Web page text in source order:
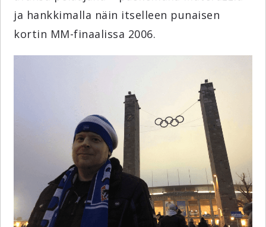
ja hankkimalla näin itselleen punaisen
kortin MM-finaalissa 2006.